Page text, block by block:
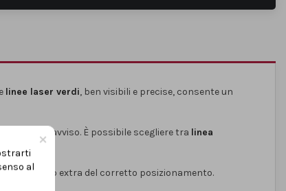
linee laser verdi, ben visibili e precise, consente un
un LED di avviso. È possibile scegliere tra linea
controllo extra del corretto posizionamento.
×
al